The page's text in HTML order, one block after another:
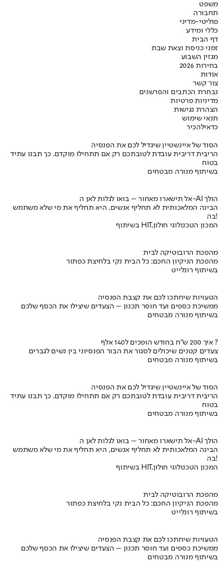
משפט
תחבורה
פוליטי-מדיני
כללי ומידע
דף הבית
זמני כניסת וצאת שבת
מגזין השבוע
בחירות 2026
אודות
צור קשר
נבחרת הכתבים והפרשנים
מדיניות פרטיות
הצהרת נגישות
תנאי שימוש
כדאילהכיר
הסוד של איינשטיין שיגדיל לכם את הפנסיה
הריבית דריבית עובדת לטובתכם רק אם תתחילו מוקדם. כך תבנו עתיד
בטוח
בשיתוף מנורה מבטחים
אל תישארו מאחור – בואו לגלות לאן ה-AI הולך
הבינה המלאכותית לא תחליף אנשים, היא תחליף את מי שלא משתמש
בה!
בשיתוף HIT,המכון הטכנולוגי חולון
מהפכת הרובוטיקה לבית
מהפכת הניקיון החכם: כל הבית נקי בלחיצת כפתור
בשיתוף רונלייט
הטעויות שיחתכו לכם את קצבת הפנסיה
ממשיכת כספים ועד חוסר תכנון – הצעדים שיצילו את הכסף שלכם
בשיתוף מנורה מבטחים
איך 200 ש"ח בחודש הופכים ל140 אלף ?
צעדים קטנים שיכולים לסגור את הבור הפנסיוני בין נשים לגברים
בשיתוף מנורה מבטחים
הסוד של איינשטיין שיגדיל לכם את הפנסיה
הריבית דריבית עובדת לטובתכם רק אם תתחילו מוקדם. כך תבנו עתיד
בטוח
בשיתוף מנורה מבטחים
אל תישארו מאחור – בואו לגלות לאן ה-AI הולך
הבינה המלאכותית לא תחליף אנשים, היא תחליף את מי שלא משתמש
בה!
בשיתוף HIT,המכון הטכנולוגי חולון
מהפכת הרובוטיקה לבית
מהפכת הניקיון החכם: כל הבית נקי בלחיצת כפתור
בשיתוף רונלייט
הטעויות שיחתכו לכם את קצבת הפנסיה
ממשיכת כספים ועד חוסר תכנון – הצעדים שיצילו את הכסף שלכם
בשיתוף מנורה מבטחים